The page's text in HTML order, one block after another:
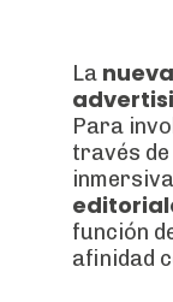
La
Para
través
función
afinidad